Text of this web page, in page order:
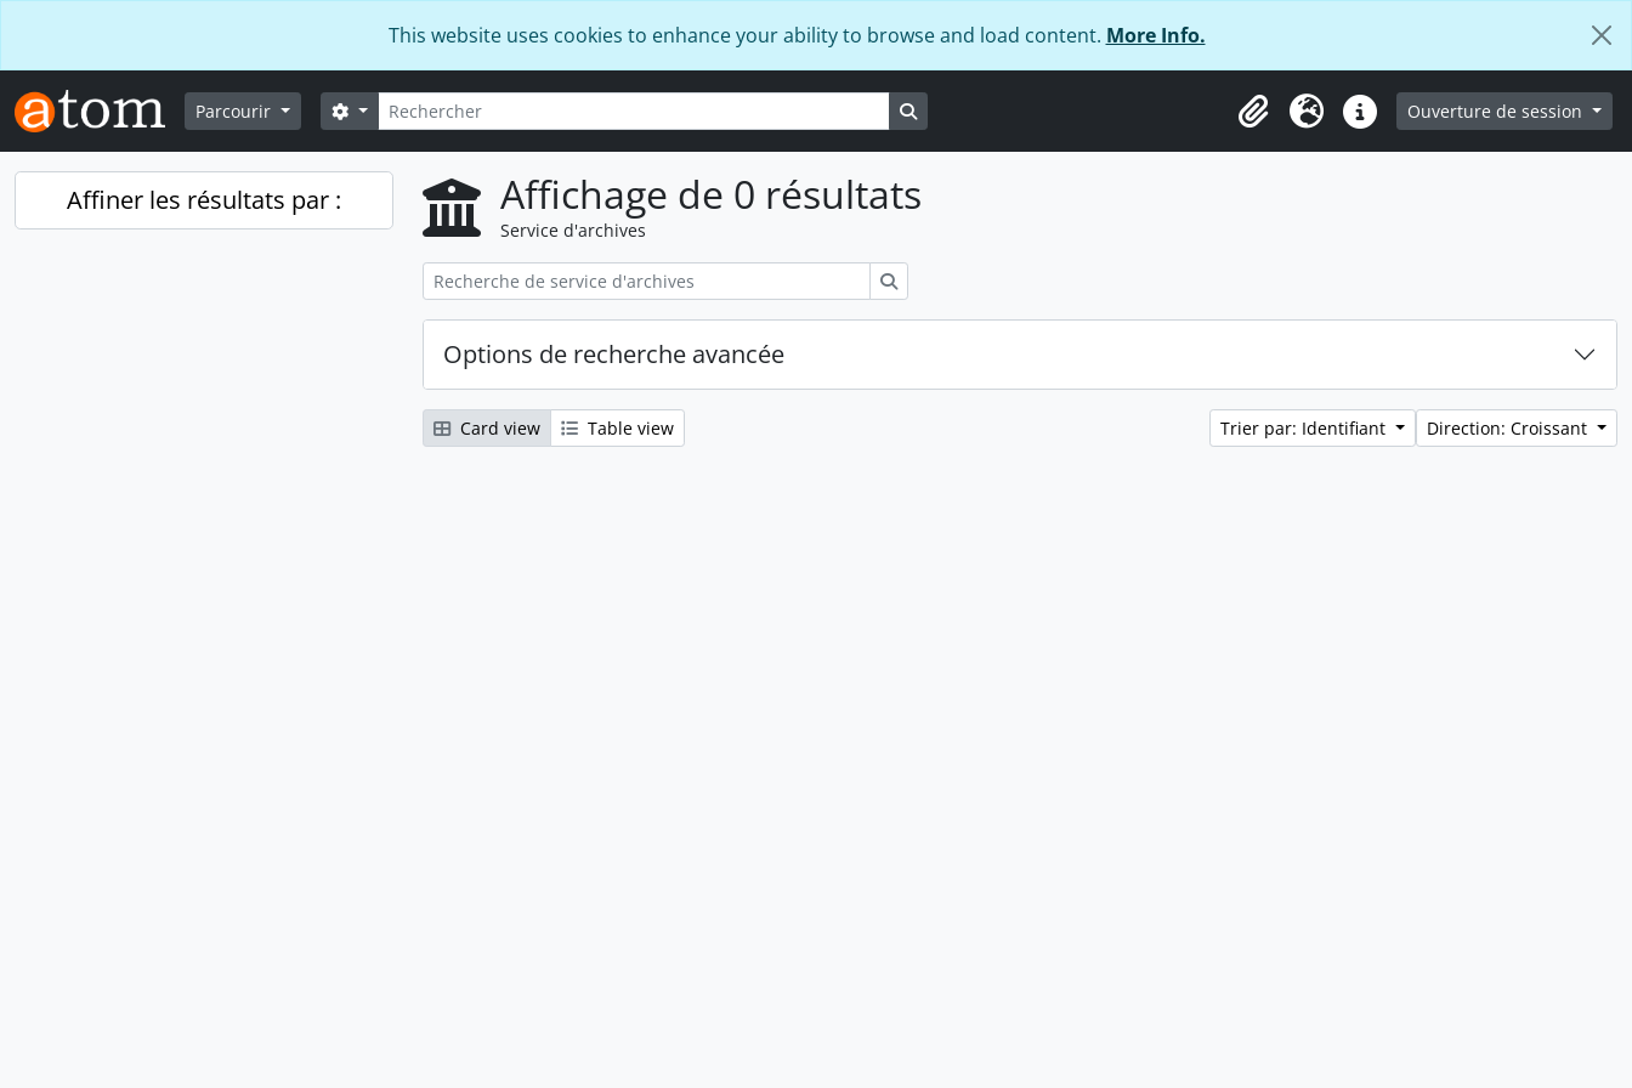
This website uses cookies to enhance your ability to browse and load content. More Info.
Parcourir Rechercher
Search options
Presse-papier
LangueLiens rapidesOuverture de session
Affiner les résultats par : Affichage de 0 résultats
Service d'archives
Options de recherche avancée
Card view Table view Trier par: Identifiant Direction: Croissant